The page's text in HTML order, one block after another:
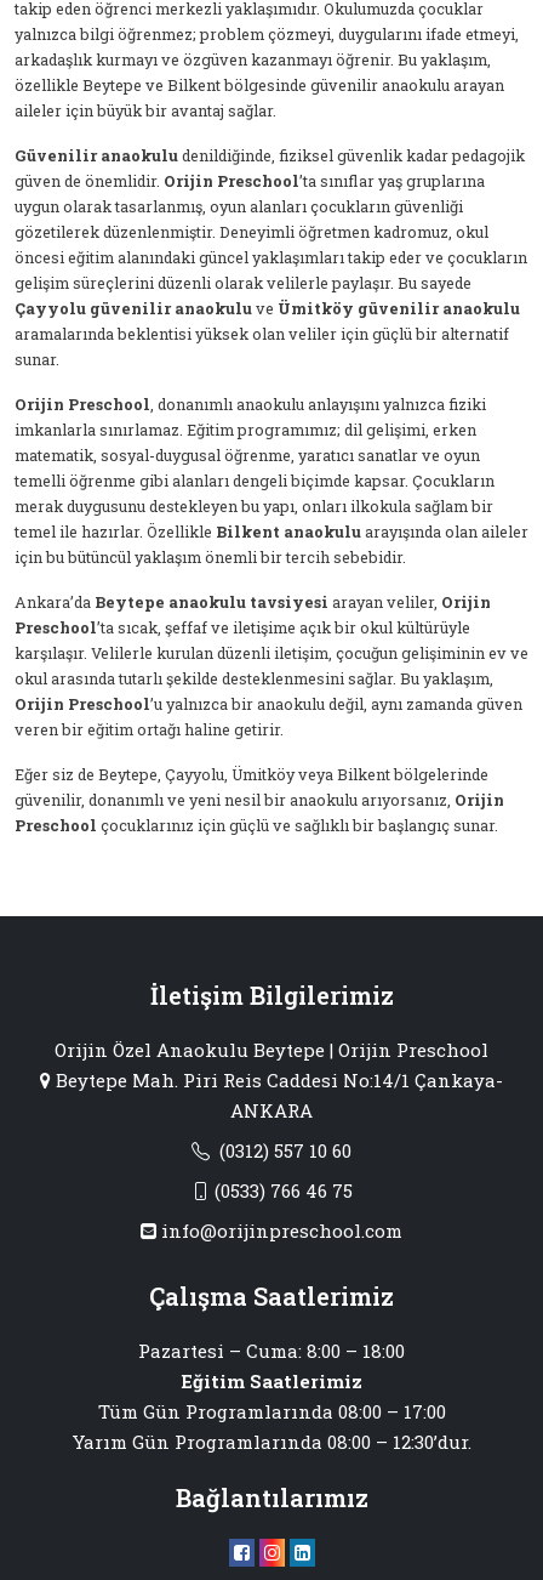
takip eden öğrenci merkezli yaklaşımıdır. Okulumuzda çocuklar
yalnızca bilgi öğrenmez; problem çözmeyi, duygularını ifade etmeyi,
arkadaşlık kurmayı ve özgüven kazanmayı öğrenir. Bu yaklaşım,
özellikle Beytepe ve Bilkent bölgesinde güvenilir anaokulu arayan
aileler için büyük bir avantaj sağlar.
Güvenilir anaokuludenildiğinde, fiziksel güvenlik kadar pedagojik
güven de önemlidir. Orijin Preschool’ta sınıflar yaş gruplarına
uygun olarak tasarlanmış, oyun alanları çocukların güvenliği
gözetilerek düzenlenmiştir. Deneyimli öğretmen kadromuz, okul
öncesi eğitim alanındaki güncel yaklaşımları takip eder ve çocukların
gelişim süreçlerini düzenli olarak velilerle paylaşır. Bu sayede
Çayyolu güvenilir anaokuluve Ümitköy güvenilir anaokulu
aramalarında beklentisi yüksek olan veliler için güçlü bir alternatif
sunar.
Orijin Preschool , donanımlı anaokulu anlayışını yalnızca fiziki
imkanlarla sınırlamaz. Eğitim programımız; dil gelişimi, erken
matematik, sosyal-duygusal öğrenme, yaratıcı sanatlar ve oyun
temelli öğrenme gibi alanları dengeli biçimde kapsar. Çocukların
merak duygusunu destekleyen bu yapı, onları ilkokula sağlam bir
temel ile hazırlar. Özellikle Bilkent anaokuluarayışında olan aileler
için bu bütüncül yaklaşım önemli bir tercih sebebidir.
Ankara’da Beytepe anaokulu tavsiyesi arayan veliler, Orijin
Preschool’ta sıcak, şeffaf ve iletişime açık bir okul kültürüyle
karşılaşır. Velilerle kurulan düzenli iletişim, çocuğun gelişiminin ev ve
okul arasında tutarlı şekilde desteklenmesini sağlar. Bu yaklaşım,
Orijin Preschool’u yalnızca bir anaokulu değil, aynı zamanda güven
veren bir eğitim ortağı haline getirir.
Eğer siz de Beytepe, Çayyolu, Ümitköy veya Bilkent bölgelerinde
güvenilir, donanımlı ve yeni nesil bir anaokulu arıyorsanız, Orijin
Preschool çocuklarınız için güçlü ve sağlıklı bir başlangıç sunar.
İletişim Bilgilerimiz
Orijin Özel Anaokulu Beytepe | Orijin Preschool
Beytepe Mah. Piri Reis Caddesi No:14/1 Çankaya-
ANKARA
(0312) 557 10 60
(0533) 766 46 75
info@orijinpreschool.com
Çalışma Saatlerimiz
Pazartesi – Cuma: 8:00 – 18:00
Eğitim Saatlerimiz
Tüm Gün Programlarında 08:00 – 17:00
Yarım Gün Programlarında 08:00 – 12:30’dur.
Bağlantılarımız